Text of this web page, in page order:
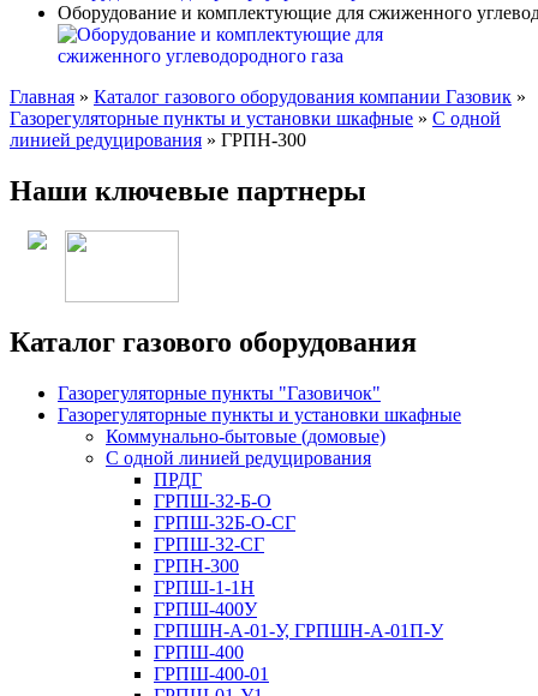
Оборудование и комплектующие для сжиженного
Главная » Каталог газового оборудования компании Газовик »
Газорегуляторные пункты и установки шкафные » С одной
линией редуцирования » ГРПН-300
Наши ключевые партнеры
Каталог газового оборудования
Газорегуляторные пункты "Газовичок"
Газорегуляторные пункты и установки шкафные
Коммунально-бытовые (домовые)
С одной линией редуцирования
ПРДГ
ГРПШ-32-Б-О
ГРПШ-32Б-О-СГ
ГРПШ-32-СГ
ГРПН-300
ГРПШ-1-1Н
ГРПШ-400У
ГРПШН-А-01-У, ГРПШН-А-01П-У
ГРПШ-400
ГРПШ-400-01